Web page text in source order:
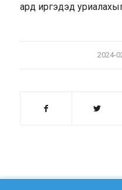
ард иргэдэд
2024-
/